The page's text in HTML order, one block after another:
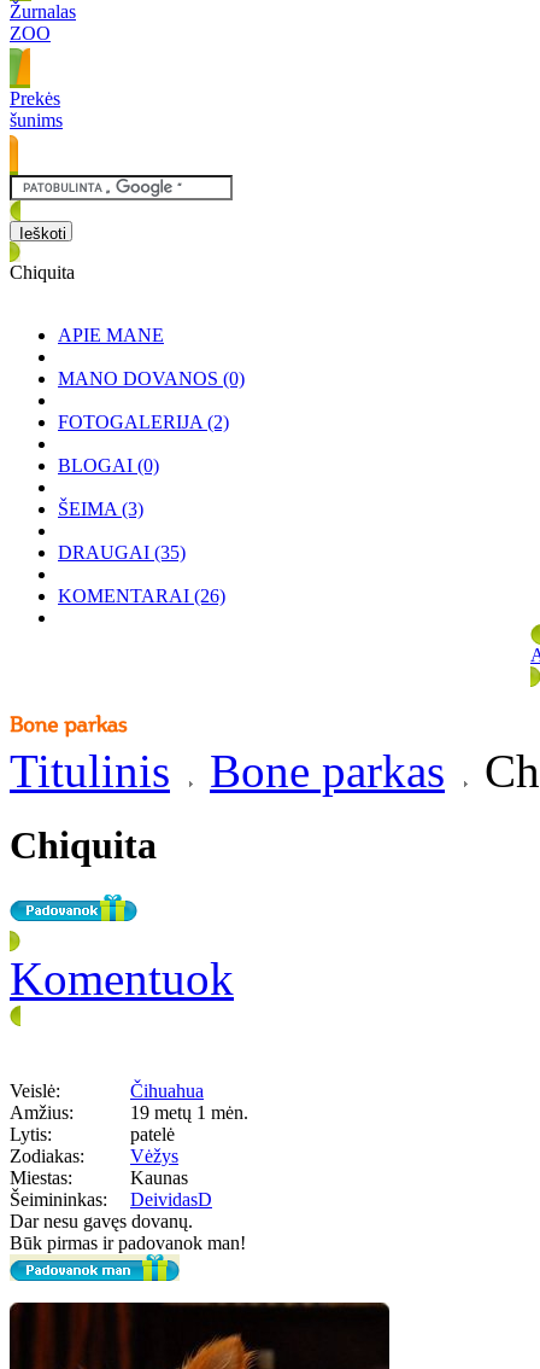
Žurnalas
ZOO
Prekės
šunims
Chiquita
APIE MANE
MANO DOVANOS (0)
FOTOGALERIJA (2)
BLOGAI (0)
ŠEIMA (3)
DRAUGAI (35)
KOMENTARAI (26)
Titulinis Bone parkas
Chiquita
Komentuok
Veislė:
Čihuahua
Amžius:
19 metų 1 mėn.
Lytis:
patelė
Zodiakas:
Vėžys
Miestas:
Kaunas
Šeimininkas:
DeividasD
Dar nesu gavęs dovanų.
Būk pirmas ir padovanok man!